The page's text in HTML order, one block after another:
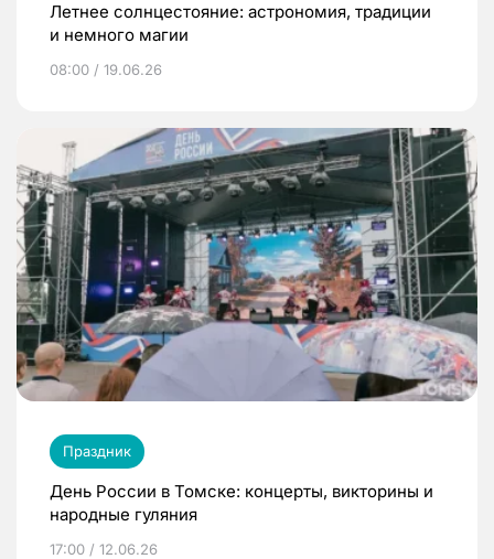
Летнее солнцестояние: астрономия, традиции
и немного магии
08:00 / 19.06.26
Праздник
День России в Томске: концерты, викторины и
народные гуляния
17:00 / 12.06.26